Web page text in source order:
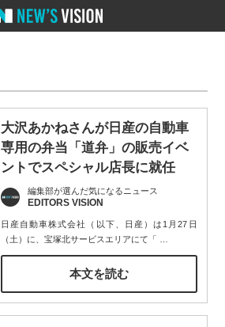
大沢あかねさんが日産の自動車
専用の弁当「道弁」の販売イベ
ントでスペシャル店長に就任
編集部が選んだ気になるニュース
EDITORS VISION
日産自動車株式会社（以下、日産）は1月27日
（土）に、宝塚北サービスエリアにて「
本文を読む